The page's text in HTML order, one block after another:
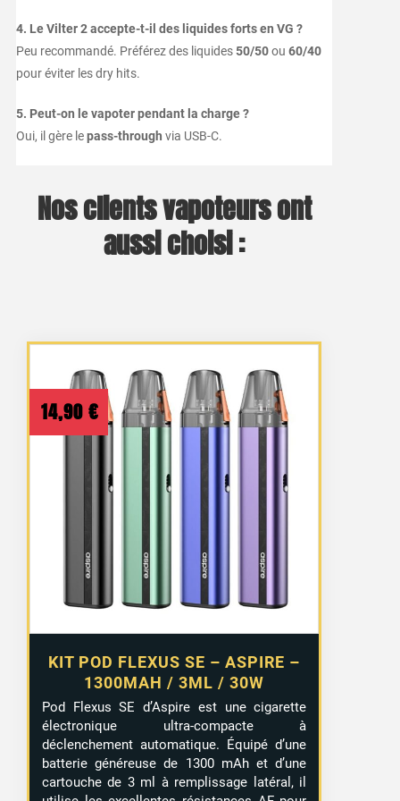
4. Le Vilter 2 accepte-t-il des liquides forts en VG ?
Peu recommandé. Préférez des liquides50/50ou 60/40
pour éviter les dry hits.
5. Peut-on le vapoter pendant la charge ?
Oui, il gère lepass-through via USB-C.
Nos clients vapoteurs ont
aussi choisi :
KIT POD FLEXUS SE – ASPIRE –
1300MAH / 3ML / 30W
14,90 €
Pod Flexus SE d’Aspire est une cigarette
électronique ultra-compacte à
déclenchement automatique. Équipé d’une
batterie généreuse de 1300 mAh et d’une
cartouche de 3 ml à remplissage latéral, il